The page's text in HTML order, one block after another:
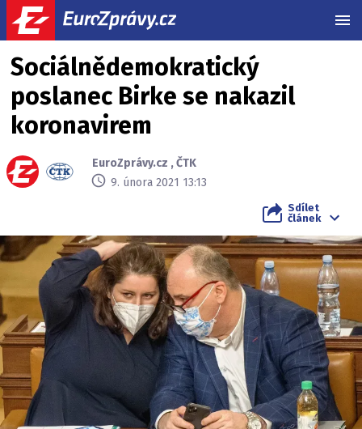
Sociálnědemokratický
poslanec Birke se nakazil
koronavirem
EuroZprávy.cz ,ČTK
9. února 2021 13:13
Sdílet
článek